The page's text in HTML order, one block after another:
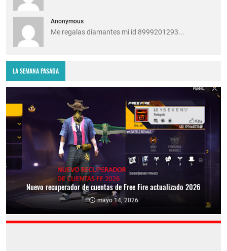
Anonymous
Me regalas diamantes mi id 8999201293...
LA SEMANA PASADA
Nuevo recuperador de cuentas de Free Fire actualizado 2026
mayo 14, 2026